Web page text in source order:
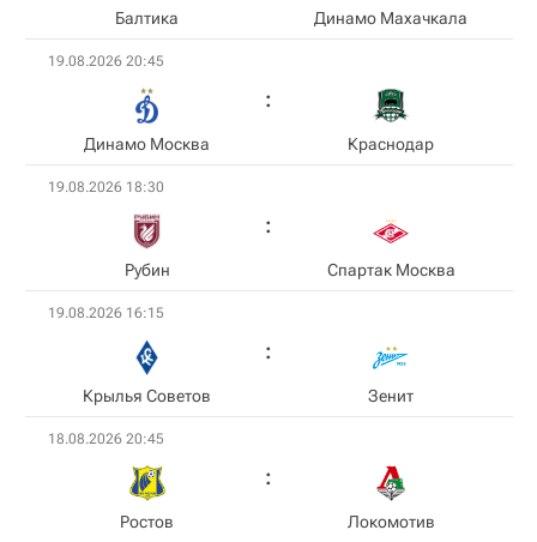
Балтика Динамо Махачкала
19.08.2026 20:45
Динамо Москва Краснодар
19.08.2026 18:30
Рубин Спартак Москва
19.08.2026 16:15
Крылья Советов Зенит
18.08.2026 20:45
Ростов Локомотив